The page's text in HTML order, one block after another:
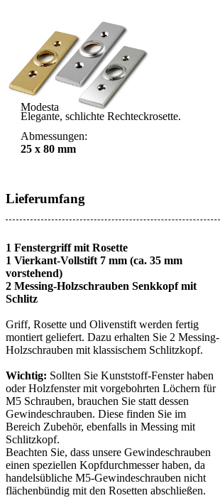
Modesta
Elegante, schlichte Rechteckrosette.
Abmessungen:
25 x 80 mm
Lieferumfang
1 Fenstergriff mit Rosette
1 Vierkant-Vollstift 7 mm (ca. 35 mm
vorstehend)
2 Messing-Holzschrauben Senkkopf mit
Schlitz
Griff, Rosette und Olivenstift werden fertig
montiert geliefert. Dazu erhalten Sie 2 Messing-
Holzschrauben mit klassischem Schlitzkopf.
Wichtig: Sollten Sie Kunststoff-Fenster haben
oder Holzfenster mit vorgebohrten Löchern für
M5 Schrauben, brauchen Sie statt dessen
Gewindeschrauben. Diese finden Sie im
Bereich Zubehör, ebenfalls in Messing mit
Schlitzkopf.
Beachten Sie, dass unsere Gewindeschrauben
einen speziellen Kopfdurchmesser haben, da
handelsübliche M5-Gewindeschrauben nicht
flächenbündig mit den Rosetten abschließen.